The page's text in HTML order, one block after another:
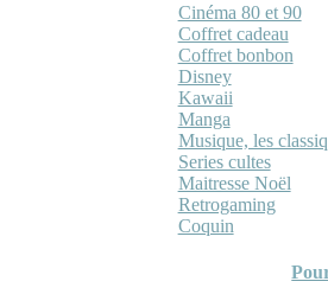
Cinéma 80 et 90
Coffret cadeau
Coffret bonbon
Disney
Kawaii
Manga
Musique, les
Series cultes
Maitresse Noël
Retrogaming
Coquin